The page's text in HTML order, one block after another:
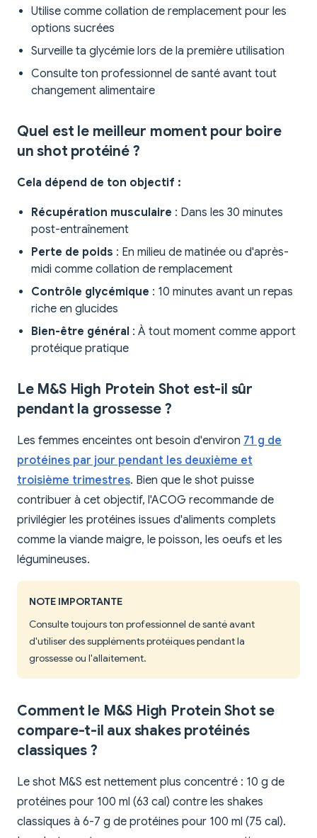
Utilise comme collation de remplacement pour les
options sucrées
Surveille ta glycémie lors de la première utilisation
Consulte ton professionnel de santé avant tout
changement alimentaire
Quel est le meilleur moment pour boire
un shot protéiné ?
Cela dépend de ton objectif :
Récupération musculaire : Dans les 30 minutes
post-entraînement
Perte de poids : En milieu de matinée ou d'après-
midi comme collation de remplacement
Contrôle glycémique : 10 minutes avant un repas
riche en glucides
Bien-être général : À tout moment comme apport
protéique pratique
Le M&S High Protein Shot est-il sûr
pendant la grossesse ?
Les femmes enceintes ont besoin d'environ 71 g de
protéines par jour pendant les deuxième et
troisième trimestres. Bien que le shot puisse
contribuer à cet objectif, l'ACOG recommande de
privilégier les protéines issues d'aliments complets
comme la viande maigre, le poisson, les oeufs et les
légumineuses.
NOTE IMPORTANTE
Consulte toujours ton professionnel de santé avant
d'utiliser des suppléments protéiques pendant la
grossesse ou l'allaitement.
Comment le M&S High Protein Shot se
compare-t-il aux shakes protéinés
classiques ?
Le shot M&S est nettement plus concentré : 10 g de
protéines pour 100 ml (63 cal) contre les shakes
classiques à 6-7 g de protéines pour 100 ml (75 cal).